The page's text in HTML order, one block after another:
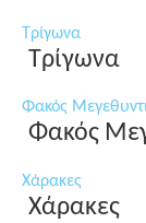
Τρίγωνα
Τρίγωνα
Φακός
Φακός
Χάρακες
Χάρακες